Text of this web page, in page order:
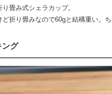
畳み式シェラカップ。
ど折り畳みなので60gと結構重い。
ング